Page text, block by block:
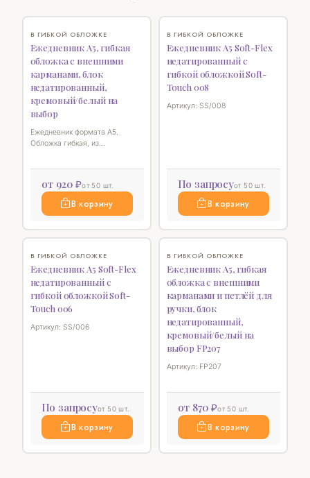
В ГИБКОЙ ОБЛОЖКЕ
Ежедневник А5, гибкая
обложка с внешними
карманами, блок
недатированный,
кремовый/белый на
выбор
Ежедневник формата А5.
Обложка гибкая, из
петлей для ручки. Формат
блока 140 х 210 мм, блок
недатированный, 256 стр,
выбор
от 920 ₽от 50 шт.
В корзину
В ГИБКОЙ ОБЛОЖКЕ
Ежедневник А5 Soft-Flex
недатированный с
гибкой обложкой Soft-
Touch 008
Артикул: SS/008
По запросуот 50 шт.
В корзину
В ГИБКОЙ ОБЛОЖКЕ
Ежедневник А5 Soft-Flex
недатированный с
гибкой обложкой Soft-
Touch 006
Артикул: SS/006
По запросуот 50 шт.
В корзину
В ГИБКОЙ ОБЛОЖКЕ
Ежедневник А5, гибкая
обложка с внешними
карманами и петлёй для
ручки, блок
недатированный,
кремовый/белый на
выбор FP207
Артикул: FP207
от 870 ₽от 50 шт.
В корзину